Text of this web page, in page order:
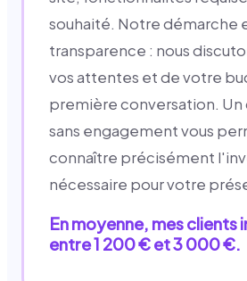
souhaité. Notre démarche
transparence : nous
vos attentes et de votre
première conversation. Un
sans engagement vous
connaître précisément
nécessaire pour votre
En moyenne, mes clients
entre 1 200 € et 3 000 €.